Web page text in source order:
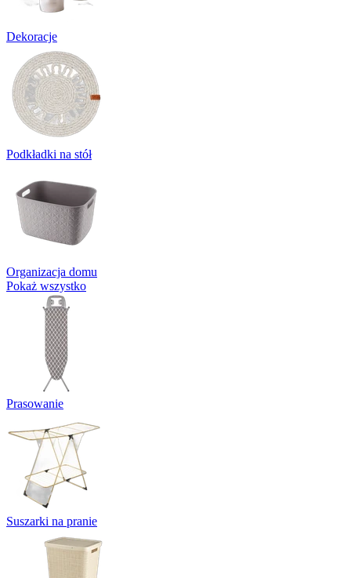
Dekoracje
Podkładki na stół
Organizacja domu
Pokaż wszystko
Prasowanie
Suszarki na pranie